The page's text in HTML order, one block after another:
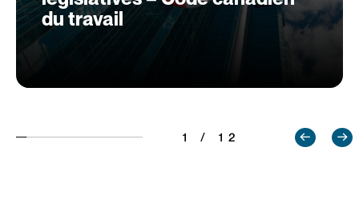
du travail
1 / 12